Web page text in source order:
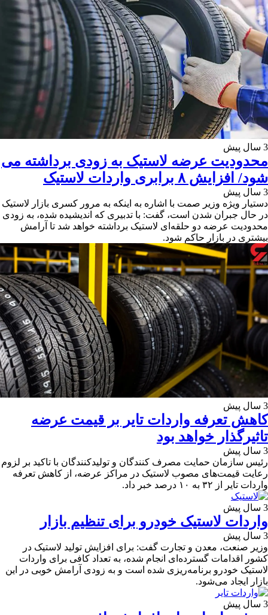
3 سال پیش
محدودیت عرضه لاستیک به زودی برداشته می
شود/ افزایش ۸ برابری واردات لاستیک
3 سال پیش
دستیار ویژه وزیر صمت با اشاره به اینکه به مرور کسری بازار لاستیک
در حال جبران شدن است، گفت: با تدبیری که اندیشیده شده، به زودی
محدودیت عرضه دو حلقه‌ای لاستیک برداشته خواهد شد تا آرامش
بیشتری در بازار حاکم شود.
3 سال پیش
کاهش تعرفه واردات تایر بر قیمت عرضه
تاثیرگذار خواهد بود
3 سال پیش
رئیس سازمان حمایت مصرف کنندگان و تولیدکنندگان با تاکید بر لزوم
رعایت قیمت‌های مصوب لاستیک در مراکز عرضه، از کاهش تعرفه
واردات تایر از ۳۲ به ۱۰ درصد خبر داد.
3 سال پیش
واردات لاستیک خودرو برای تنظیم بازار
3 سال پیش
وزیر صنعت، معدن و تجارت گفت: برای افزایش تولید لاستیک در
کشور اقدامات گسترده‌ای انجام شده، به تعداد کافی برای واردات
لاستیک خودرو برنامه‌ریزی شده است و به زودی آرامش خوبی در این
بازار ایجاد می‌شود.
3 سال پیش